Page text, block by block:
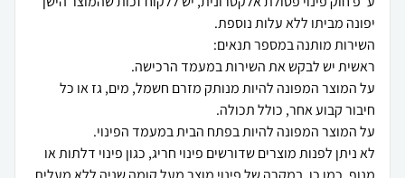
על המוצר המפונה להיות מנותק מזרם חשמל, מים, גז או כל
לא ניתן לפנות מוצרים שדורשים פינוי חריג, כגון פינוי דלתות או